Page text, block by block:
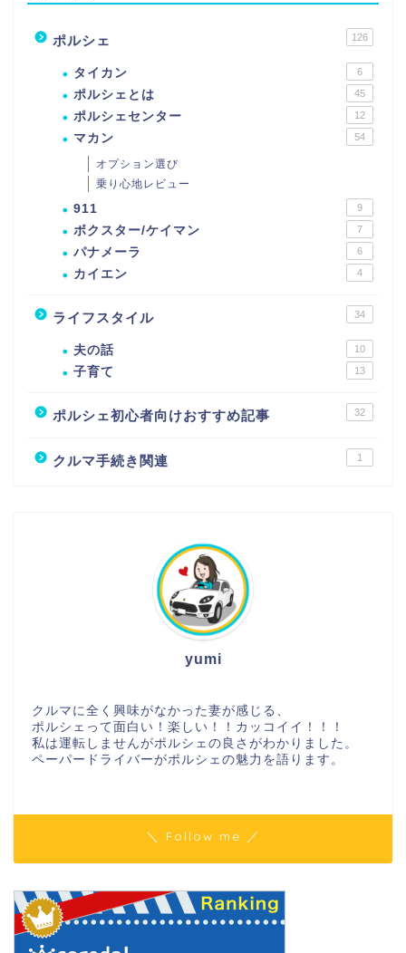
ポルシェ 126
タイカン 6
ポルシェとは 45
ポルシェセンター 12
マカン 54
オプション選び
乗り心地レビュー
911 9
ボクスター/ケイマン 7
パナメーラ 6
カイエン 4
ライフスタイル 34
夫の話 10
子育て 13
ポルシェ初心者向けおすすめ記事 32
クルマ手続き関連 1
yumi
クルマに全く興味がなかった妻が感じる、
ポルシェって面白い！楽しい！！カッコイイ！！！
私は運転しませんがポルシェの良さがわかりました。
ペーパードライバーがポルシェの魅力を語ります。
＼ Follow me ／